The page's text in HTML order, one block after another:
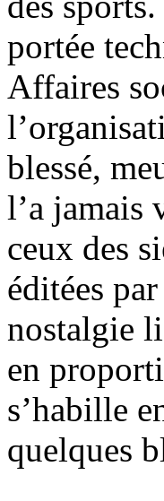
portée
Affaires
blessé,
l’a jamais
ceux des
éditées
nostalgie
en
s’habille
quelques